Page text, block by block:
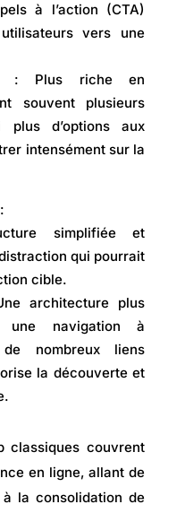
à l’action (CTA)
vers une
: Plus riche en
souvent plusieurs
d’options aux
intensément sur la
simplifiée et
qui pourrait
cible.
architecture plus
une navigation à
nombreux liens
la découverte et
classiques couvrent
en ligne, allant de
à la consolidation de